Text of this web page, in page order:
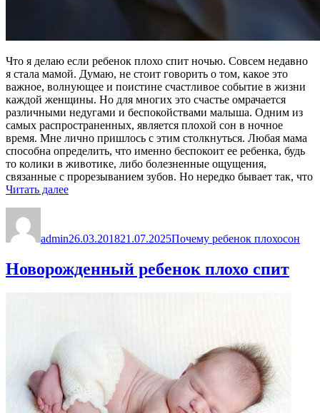
Что я делаю если ребенок плохо спит ночью. Совсем недавно
я стала мамой. Думаю, не стоит говорить о том, какое это
важное, волнующее и поистине счастливое событие в жизни
каждой женщины. Но для многих это счастье омрачается
различными недугами и беспокойствами малыша. Одним из
самых распространенных, является плохой сон в ночное
время. Мне лично пришлось с этим столкнуться. Любая мама
способна определить, что именно беспокоит ее ребенка, будь
то колики в животике, либо болезненные ощущения,
связанные с прорезыванием зубов. Но нередко бывает так, что
Читать далее«Почему
спит»
admin26.03.201821.07.2025Почему ребенок плохосон
Новорожденный ребенок плохо спит